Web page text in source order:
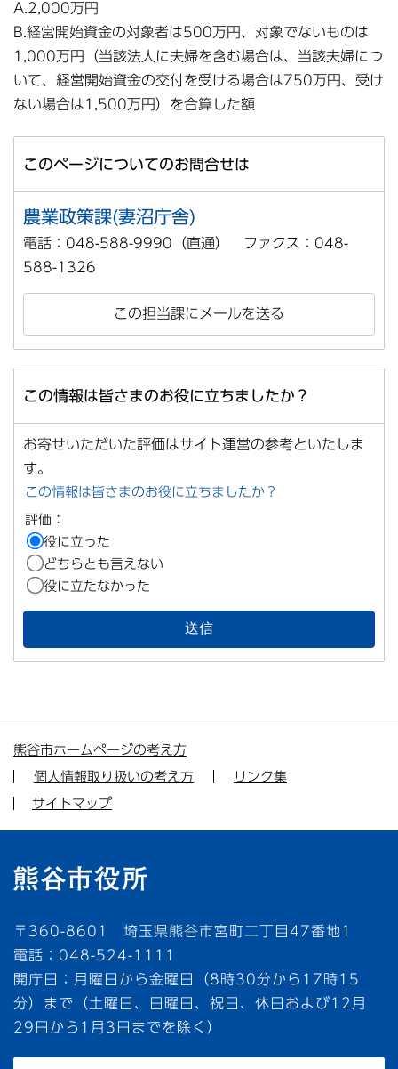
A.2,000万円
B.経営開始資金の対象者は500万円、対象でないものは
1,000万円（当該法人に夫婦を含む場合は、当該夫婦につ
いて、経営開始資金の交付を受ける場合は750万円、受け
ない場合は1,500万円）を合算した額
このページについてのお問合せは
農業政策課(妻沼庁舎)
電話：048-588-9990（直通） ファクス：048-
588-1326
この担当課にメールを送る
この情報は皆さまのお役に立ちましたか？
お寄せいただいた評価はサイト運営の参考といたしま
す。
この情報は皆さまのお役に立ちましたか？
評価：
役に立った
どちらとも言えない
役に立たなかった
熊谷市ホームページの考え方
個人情報取り扱いの考え方
リンク集
サイトマップ
〒360-8601 埼玉県熊谷市宮町二丁目47番地1
電話：048-524-1111
開庁日：月曜日から金曜日（8時30分から17時15
分）まで（土曜日、日曜日、祝日、休日および12月
29日から1月3日までを除く）